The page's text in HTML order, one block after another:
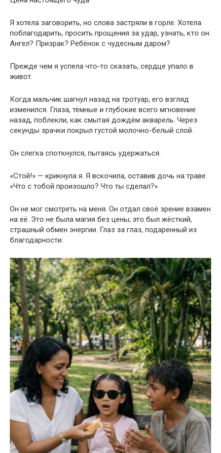
Я хотела заговорить, но слова застряли в горле. Хотела
поблагодарить, просить прощения за удар, узнать, кто он.
Ангел? Призрак? Ребёнок с чудесным даром?
Прежде чем я успела что-то сказать, сердце упало в
живот.
Когда мальчик шагнул назад на тротуар, его взгляд
изменился. Глаза, тёмные и глубокие всего мгновение
назад, поблекли, как смытая дождём акварель. Через
секунды зрачки покрыл густой молочно-белый слой.
Он слегка споткнулся, пытаясь удержаться.
«Стой!» — крикнула я. Я вскочила, оставив дочь на траве.
«Что с тобой произошло? Что ты сделал?»
Он не мог смотреть на меня. Он отдал своё зрение взамен
на её. Это не была магия без цены; это был жёсткий,
страшный обмен энергии. Глаз за глаз, подаренный из
благодарности.